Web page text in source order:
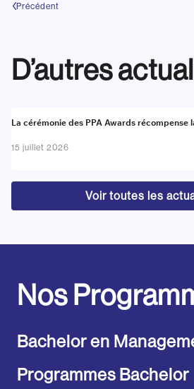
Précédent
D’autres
Actualité
La cérémonie des PPA Awards
15 juillet 2026
Voir toutes les
Nos
Bachelor en
Programmes Bachelor